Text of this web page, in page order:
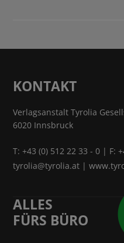
KONTAKT
Verlagsanstalt Tyrolia
6020 Innsbruck
T:+43 (0) 512 22 33 - 0 | F:
tyrolia@tyrolia.at |
ALLES
FÜRS BÜRO